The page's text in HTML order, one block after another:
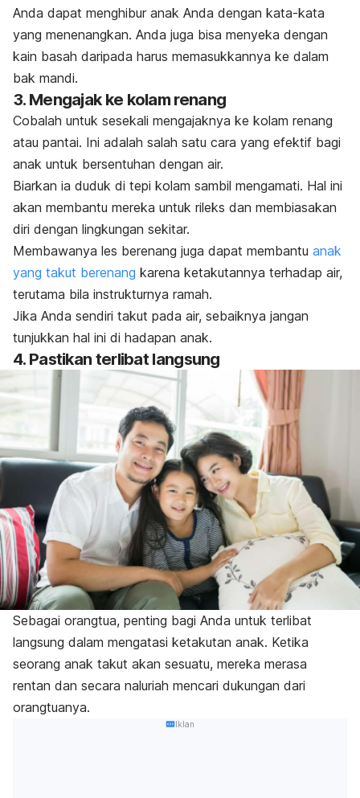
Anda dapat menghibur anak Anda dengan kata-kata
yang menenangkan. Anda juga bisa menyeka dengan
kain basah daripada harus memasukkannya ke dalam
bak mandi.
3. Mengajak ke kolam renang
Cobalah untuk sesekali mengajaknya ke kolam renang
atau pantai. Ini adalah salah satu cara yang efektif bagi
anak untuk bersentuhan dengan air.
Biarkan ia duduk di tepi kolam sambil mengamati. Hal ini
akan membantu mereka untuk rileks dan membiasakan
diri dengan lingkungan sekitar.
Membawanya les berenang juga dapat membantu anak
yang takut berenang karena ketakutannya terhadap air,
terutama bila instrukturnya ramah.
Jika Anda sendiri takut pada air, sebaiknya jangan
tunjukkan hal ini di hadapan anak.
4. Pastikan terlibat langsung
Sebagai orangtua, penting bagi Anda untuk terlibat
langsung dalam mengatasi ketakutan anak. Ketika
seorang anak takut akan sesuatu, mereka merasa
rentan dan secara naluriah mencari dukungan dari
orangtuanya.
Iklan